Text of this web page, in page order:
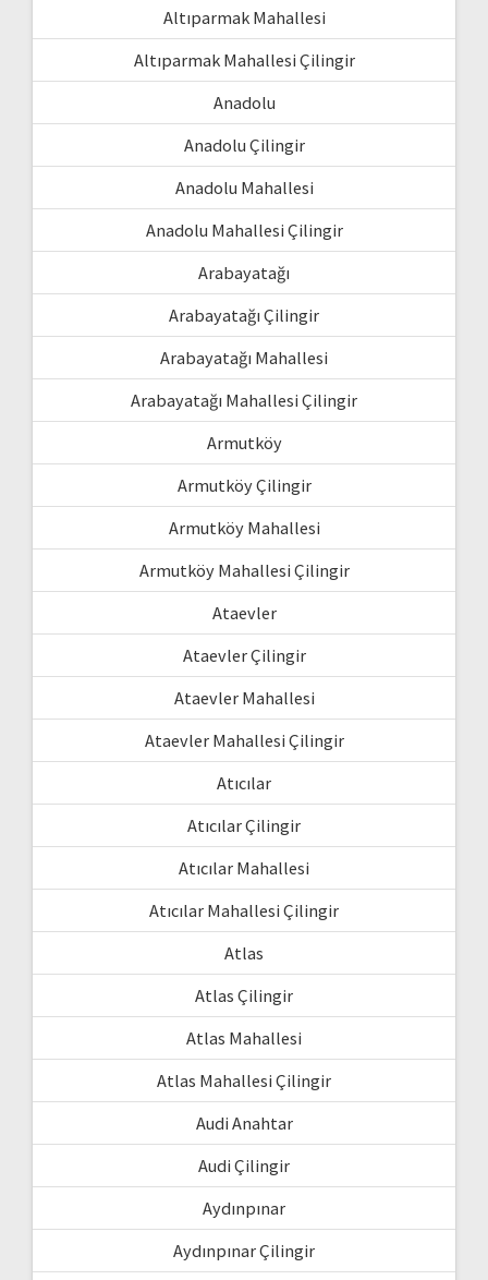
Altıparmak Mahallesi
Altıparmak Mahallesi Çilingir
Anadolu
Anadolu Çilingir
Anadolu Mahallesi
Anadolu Mahallesi Çilingir
Arabayatağı
Arabayatağı Çilingir
Arabayatağı Mahallesi
Arabayatağı Mahallesi Çilingir
Armutköy
Armutköy Çilingir
Armutköy Mahallesi
Armutköy Mahallesi Çilingir
Ataevler
Ataevler Çilingir
Ataevler Mahallesi
Ataevler Mahallesi Çilingir
Atıcılar
Atıcılar Çilingir
Atıcılar Mahallesi
Atıcılar Mahallesi Çilingir
Atlas
Atlas Çilingir
Atlas Mahallesi
Atlas Mahallesi Çilingir
Audi Anahtar
Audi Çilingir
Aydınpınar
Aydınpınar Çilingir